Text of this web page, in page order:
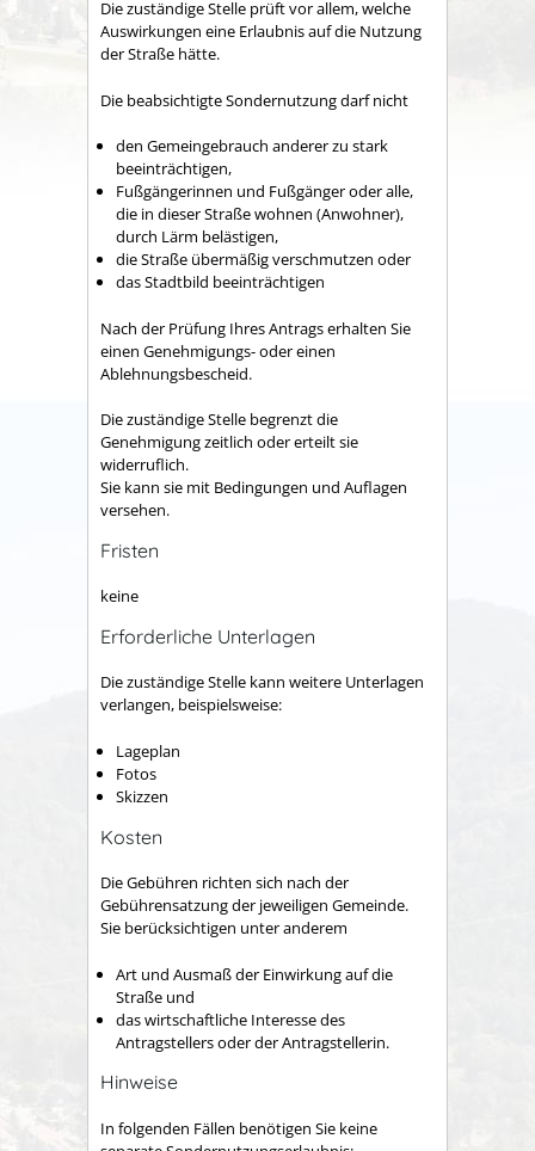
Die zuständige Stelle prüft vor allem, welche
Auswirkungen eine Erlaubnis auf die Nutzung
der Straße hätte.
Die beabsichtigte Sondernutzung darf nicht
den Gemeingebrauch anderer zu stark
beeinträchtigen,
Fußgängerinnen und Fußgänger oder alle,
die in dieser Straße wohnen (Anwohner),
durch Lärm belästigen,
die Straße übermäßig verschmutzen oder
das Stadtbild beeinträchtigen
Nach der Prüfung Ihres Antrags erhalten Sie
einen Genehmigungs- oder einen
Ablehnungsbescheid.
Die zuständige Stelle begrenzt die
Genehmigung zeitlich oder erteilt sie
widerruflich.
Sie kann sie mit Bedingungen und Auflagen
versehen.
Fristen
keine
Erforderliche Unterlagen
Die zuständige Stelle kann weitere Unterlagen
verlangen, beispielsweise:
Lageplan
Fotos
Skizzen
Kosten
Die Gebühren richten sich nach der
Gebührensatzung der jeweiligen Gemeinde.
Sie berücksichtigen unter anderem
Art und Ausmaß der Einwirkung auf die
Straße und
das wirtschaftliche Interesse des
Antragstellers oder der Antragstellerin.
Hinweise
In folgenden Fällen benötigen Sie keine